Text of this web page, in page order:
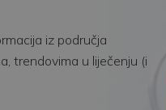
iz područja
trendovima u liječenju (i